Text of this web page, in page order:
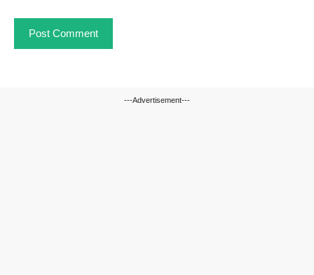
---Advertisement---